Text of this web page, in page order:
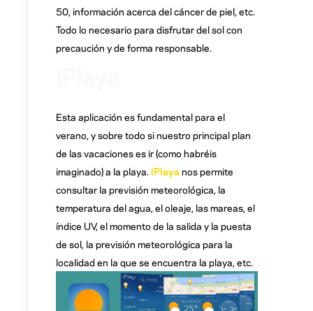
50, información acerca del cáncer de piel, etc.
Todo lo necesario para disfrutar del sol con
precaución y de forma responsable.
Esta aplicación es fundamental para el
verano, y sobre todo si nuestro principal plan
de las vacaciones es ir (como habréis
imaginado) a la playa. iPlaya nos permite
consultar la previsión meteorológica, la
temperatura del agua, el oleaje, las mareas, el
índice UV, el momento de la salida y la puesta
de sol, la previsión meteorológica para la
localidad en la que se encuentra la playa, etc.